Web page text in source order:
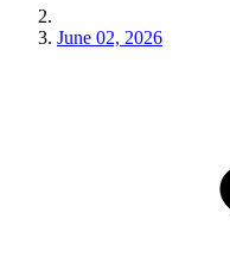
June 02, 2026